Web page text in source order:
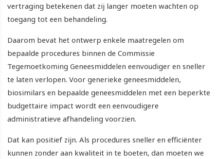
vertraging betekenen dat zij langer moeten wachten op
toegang tot een behandeling.
Daarom bevat het ontwerp enkele maatregelen om
bepaalde procedures binnen de Commissie
Tegemoetkoming Geneesmiddelen eenvoudiger en sneller
te laten verlopen. Voor generieke geneesmiddelen,
biosimilars en bepaalde geneesmiddelen met een beperkte
budgettaire impact wordt een eenvoudigere
administratieve afhandeling voorzien.
Dat kan positief zijn. Als procedures sneller en efficiënter
kunnen zonder aan kwaliteit in te boeten, dan moeten we